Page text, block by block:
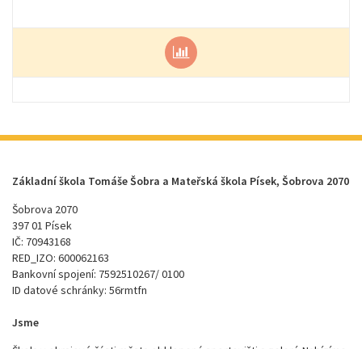
Základní škola Tomáše Šobra a Mateřská škola Písek, Šobrova 2070
Šobrova 2070
397 01 Písek
IČ: 70943168
RED_IZO: 600062163
Bankovní spojení: 7592510267/ 0100
ID datové schránky: 56rmtfn
Jsme